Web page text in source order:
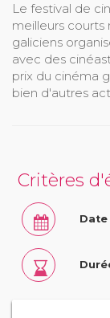
Le festival de
meilleurs
galiciens
avec des
prix du cinéma
bien d'autres
Critères